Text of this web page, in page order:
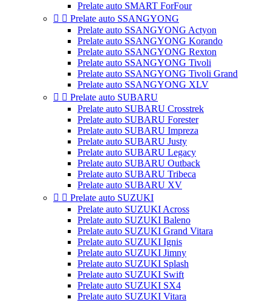
Prelate auto SMART ForFour
  Prelate auto SSANGYONG
Prelate auto SSANGYONG Actyon
Prelate auto SSANGYONG Korando
Prelate auto SSANGYONG Rexton
Prelate auto SSANGYONG Tivoli
Prelate auto SSANGYONG Tivoli Grand
Prelate auto SSANGYONG XLV
  Prelate auto SUBARU
Prelate auto SUBARU Crosstrek
Prelate auto SUBARU Forester
Prelate auto SUBARU Impreza
Prelate auto SUBARU Justy
Prelate auto SUBARU Legacy
Prelate auto SUBARU Outback
Prelate auto SUBARU Tribeca
Prelate auto SUBARU XV
  Prelate auto SUZUKI
Prelate auto SUZUKI Across
Prelate auto SUZUKI Baleno
Prelate auto SUZUKI Grand Vitara
Prelate auto SUZUKI Ignis
Prelate auto SUZUKI Jimny
Prelate auto SUZUKI Splash
Prelate auto SUZUKI Swift
Prelate auto SUZUKI SX4
Prelate auto SUZUKI Vitara